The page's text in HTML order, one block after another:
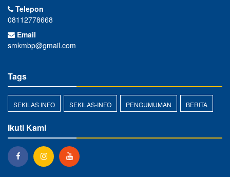
Telepon
08112778668
Email
smkmbp@gmail.com
Tags
SEKILAS INFO SEKILAS-INFO PENGUMUMAN BERITA
Ikuti Kami